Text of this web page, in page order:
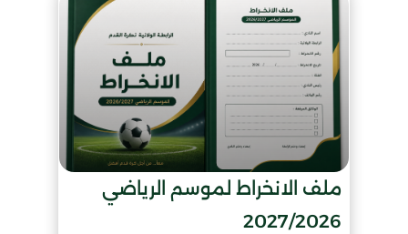
ملف الانخراط لموسم الرياضي
2027/2026